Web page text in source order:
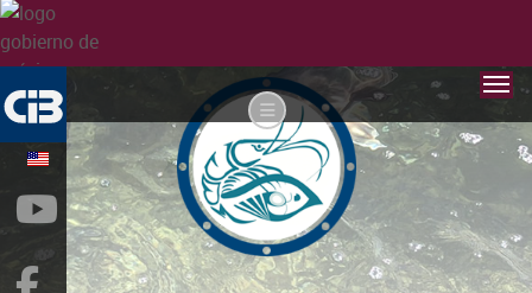
YouTube
Facebook